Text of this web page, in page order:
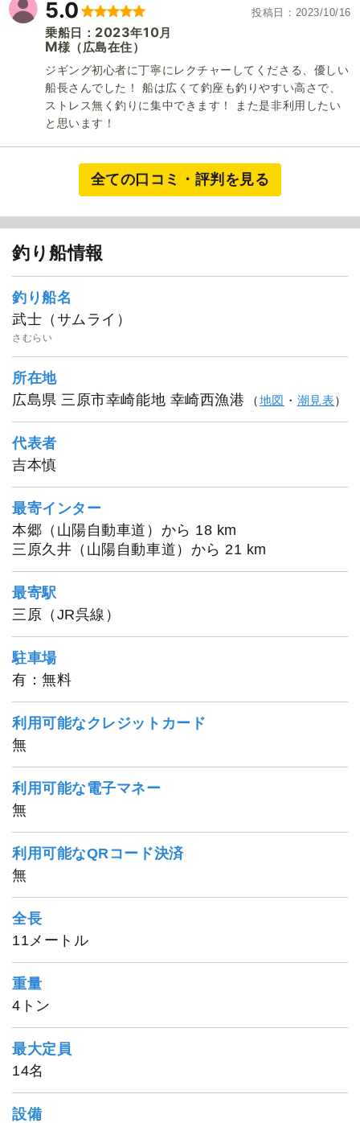
5.0 投稿日 2023/10/16
乗船日： 2023年10月
M様 （広島在住）
ジギング初心者に丁寧にレクチャーしてくださる、優しい
船長さんでした！ 船は広くて釣座も釣りやすい高さで、
ストレス無く釣りに集中できます！ また是非利用したい
と思います！
全ての口コミ・評判を見る
釣り船情報
釣り船名
武士（サムライ）
さむらい
所在地
広島県 三原市幸崎能地 幸崎西漁港
（地図 ・ 潮見表）
代表者
吉本慎
最寄インター
本郷（山陽自動車道）から 18 km
三原久井（山陽自動車道）から 21 km
最寄駅
三原（JR呉線）
駐車場
有：無料
利用可能なクレジットカード
無
利用可能な電子マネー
無
利用可能なQRコード決済
無
全長
11メートル
重量
4トン
最大定員
14名
設備
武士（サムライ）
1/20